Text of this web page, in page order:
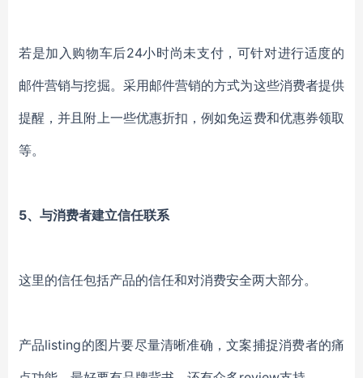
若是加入购物车后24小时尚未支付，可针对进行适度的
邮件营销与挖掘。采用邮件营销的方式为这些消费者提供
提醒，并且附上一些优惠折扣，例如免运费和优惠券领取
等。
5、与消费者建立信任联系
这里的信任包括产品的信任和对消费安全两大部分。
产品listing的图片要尽量清晰准确，文案捕捉消费者的痛